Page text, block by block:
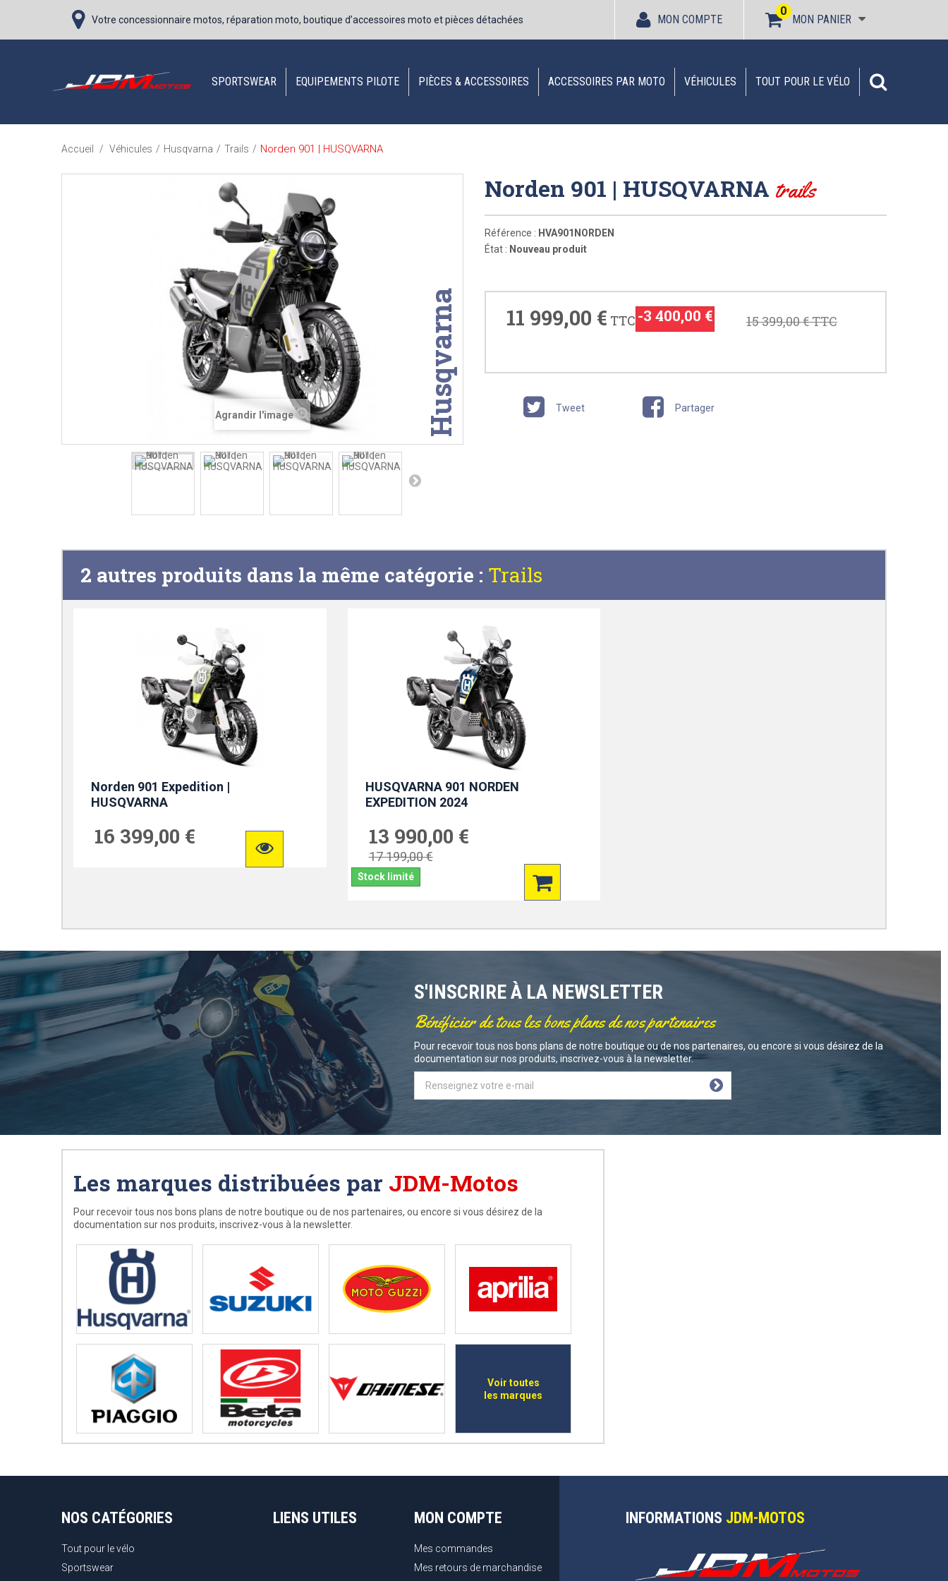
Votre concessionnaire motos, réparation moto, boutique d’accessoires moto et pièces détachées MON PANIER
0
MON COMPTE
SPORTSWEAR EQUIPEMENTS PILOTE PIÈCES & ACCESSOIRES ACCESSOIRES PAR MOTO VÉHICULES TOUT POUR LE VÉLO
Accueil / Véhicules / Husqvarna / Trails / Norden 901 | HUSQVARNA
Agrandir l'image Husqvarna
Norden 901 | HUSQVARNA trails
Référence : HVA901NORDEN
État : Nouveau produit
11 999,00 € TTC -3 400,00 € 15 399,00 €TTC
Tweet Partager
2 autres produits dans la même catégorie : Trails
Norden 901 Expedition |
HUSQVARNA
16 399,00 €
HUSQVARNA 901 NORDEN
EXPEDITION 2024
13 990,00 €
17 199,00 €
Stock limité
S'INSCRIRE À LA NEWSLETTER
Bénéficier de tous les bons plans de nos partenaires
Pour recevoir tous nos bons plans de notre boutique ou de nos partenaires, ou encore si vous désirez de la
documentation sur nos produits, inscrivez-vous à la newsletter.
Les marques distribuées par JDM-Motos
Pour recevoir tous nos bons plans de notre boutique ou de nos partenaires, ou encore si vous désirez de la
documentation sur nos produits, inscrivez-vous à la newsletter.
Voir toutes
les marques
NOS CATÉGORIES
Tout pour le vélo
Sportswear
LIENS UTILES MON COMPTE
Mes commandes
Mes retours de marchandise
INFORMATIONS JDM-MOTOS